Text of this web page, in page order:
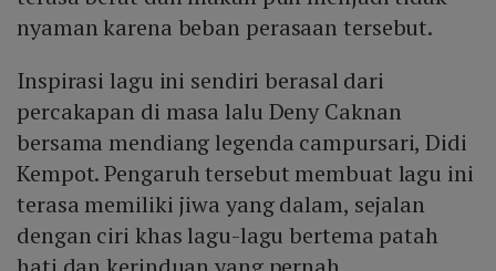
nyaman karena beban perasaan tersebut.
Inspirasi lagu ini sendiri berasal dari
percakapan di masa lalu Deny Caknan
bersama mendiang legenda campursari, Didi
Kempot. Pengaruh tersebut membuat lagu ini
terasa memiliki jiwa yang dalam, sejalan
dengan ciri khas lagu-lagu bertema patah